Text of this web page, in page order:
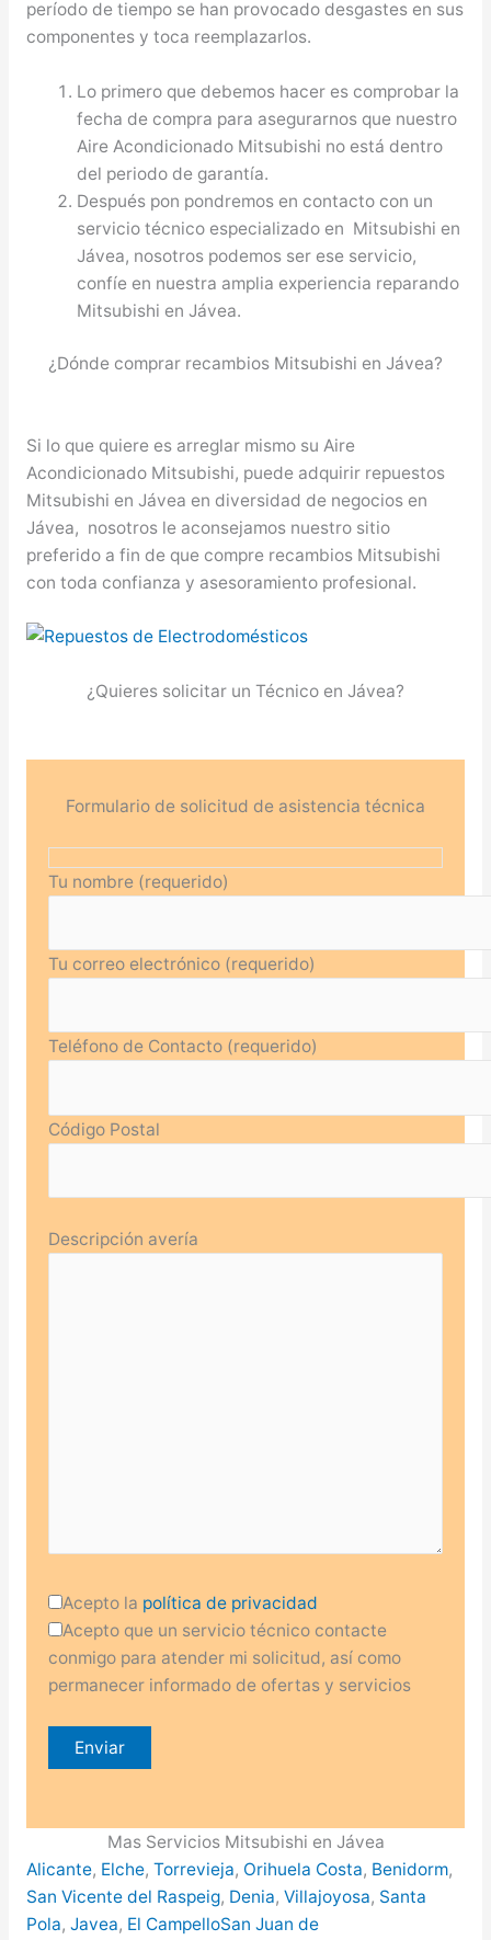
período de tiempo se han provocado desgastes en sus
componentes y toca reemplazarlos.
Lo primero que debemos hacer es comprobar la
fecha de compra para asegurarnos que nuestro
Aire Acondicionado Mitsubishi no está dentro
del periodo de garantía.
Después pon pondremos en contacto con un
servicio técnico especializado en Mitsubishi en
Jávea, nosotros podemos ser ese servicio,
confíe en nuestra amplia experiencia reparando
Mitsubishi en Jávea.
¿Dónde comprar recambios Mitsubishi en Jávea?
Si lo que quiere es arreglar mismo su Aire
Acondicionado Mitsubishi, puede adquirir repuestos
Mitsubishi en Jávea en diversidad de negocios en
Jávea, nosotros le aconsejamos nuestro sitio
preferido a fin de que compre recambios Mitsubishi
con toda confianza y asesoramiento profesional.
¿Quieres solicitar un Técnico en Jávea?
Formulario de solicitud de asistencia técnica
Tu nombre (requerido)
Tu correo electrónico (requerido)
Teléfono de Contacto (requerido)
Código Postal
Descripción avería
Acepto la política de privacidad
Acepto que un servicio técnico contacte
conmigo para atender mi solicitud, así como
permanecer informado de ofertas y servicios
Mas Servicios Mitsubishi en Jávea
Alicante, Elche, Torrevieja, Orihuela Costa, Benidorm,
San Vicente del Raspeig, Denia, Villajoyosa, Santa
Pola, Javea, El CampelloSan Juan de